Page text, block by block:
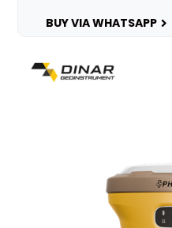
BUY VIA WHATSAPP